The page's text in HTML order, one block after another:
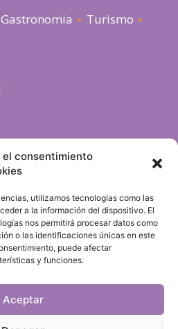
el consentimiento
utilizamos tecnologías como las
a la información del dispositivo. El
nos permitirá procesar datos como
o las identificaciones únicas en este
puede afectar
y funciones.
Aceptar
Gastronomia
Turismo